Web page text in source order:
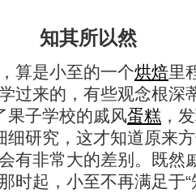
知其所以然
，算是小至的一个烘焙里
过来的，有些观念根深
果子学校的戚风蛋糕 ，
细研究，这才知道原来
有非常大的差别。既然
时起，小至不再满足于“